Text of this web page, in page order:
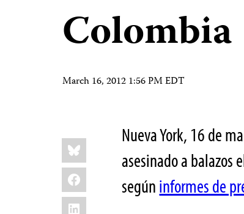
Colombia
March 16, 2012 1:56 PM EDT
Share
this:
Bluesky
Facebook
LinkedIn
Nueva York, 16 de
asesinado a balazos
segúninformes de